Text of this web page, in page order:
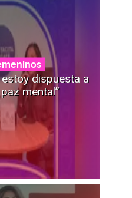
estoy dispuesta a
mental”